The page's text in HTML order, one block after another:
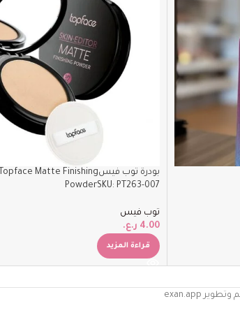
بودرة توب فيسTopface Matte Finishing
PowderSKU: PT263-007
توب فيس
4.00 ر.ع.
قراءة المزيد